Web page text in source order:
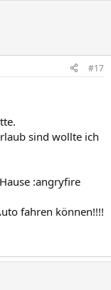
#17
sind wollte ich
:angryfire
fahren können!!!!